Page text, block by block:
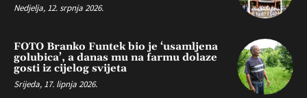
Nedjelja, 12. srpnja 2026.
FOTO Branko Funtek bio je ‘usamljena
golubica’, a danas mu na farmu dolaze
gosti iz cijelog svijeta
Srijeda, 17. lipnja 2026.